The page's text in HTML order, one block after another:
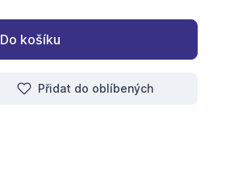
Do košíku
Přidat do oblíbených